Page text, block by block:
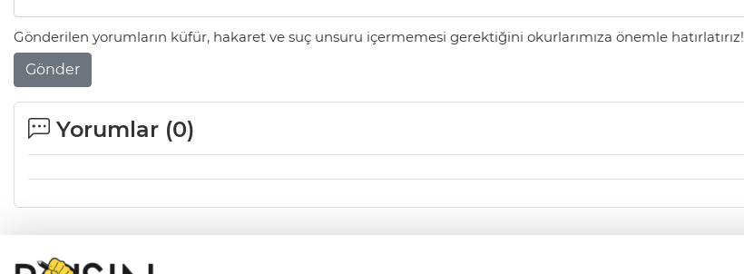
Gönderilen yorumların küfür, hakaret ve suç unsuru içermemesi gerektiğini okurlarımıza önemle hatırlatırız!
Gönder
Yorumlar (0)